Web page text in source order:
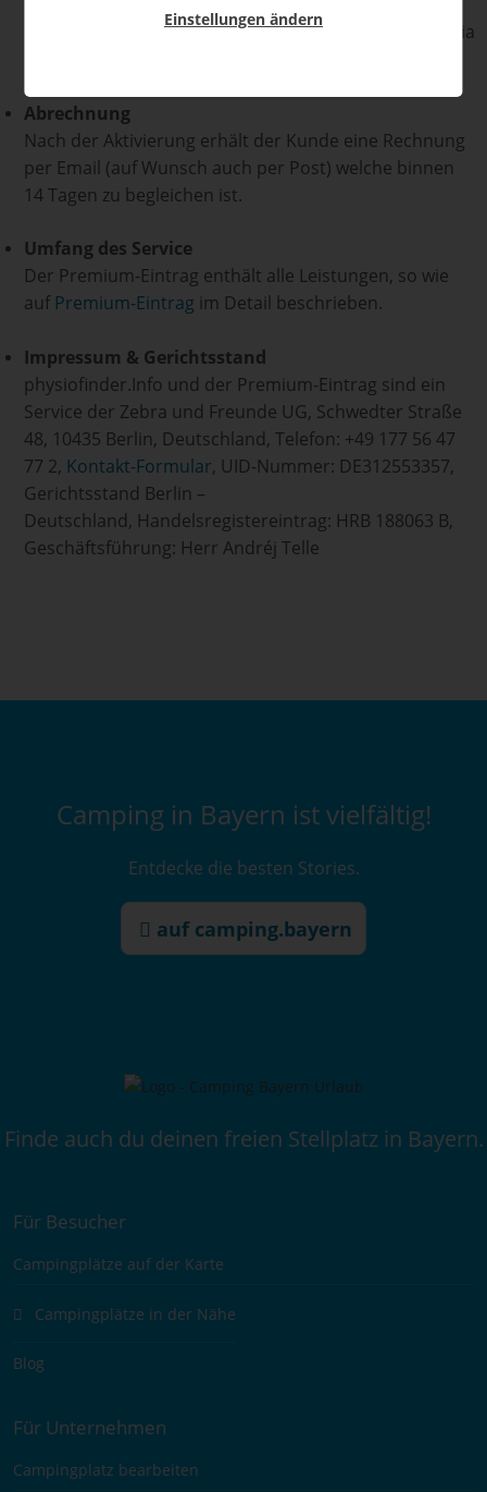
Kündigungsfristen mit sofortiger Wirkung beenden (via
Abrechnung
Nach der Aktivierung erhält der Kunde eine Rechnung
per Email (auf Wunsch auch per Post) welche binnen
14 Tagen zu begleichen ist.
Umfang des Service
Der Premium-Eintrag enthält alle Leistungen, so wie
auf Premium-Eintrag im Detail beschrieben.
Impressum & Gerichtsstand
physiofinder.Info und der Premium-Eintrag sind ein
Service der Zebra und Freunde UG, Schwedter Straße
48, 10435 Berlin, Deutschland, Telefon: +49 177 56 47
77 2, Kontakt-Formular, UID-Nummer: DE312553357,
Gerichtsstand Berlin –
Deutschland, Handelsregistereintrag: HRB 188063 B,
Geschäftsführung: Herr Andréj Telle
Camping in Bayern ist vielfältig!
Entdecke die besten Stories.
auf camping.bayern
Finde auch du deinen freien Stellplatz in Bayern.
Für Besucher
Campingplätze auf der Karte
Campingplätze in der Nähe
Blog
Für Unternehmen
Campingplatz bearbeiten
Einstellungen ändern